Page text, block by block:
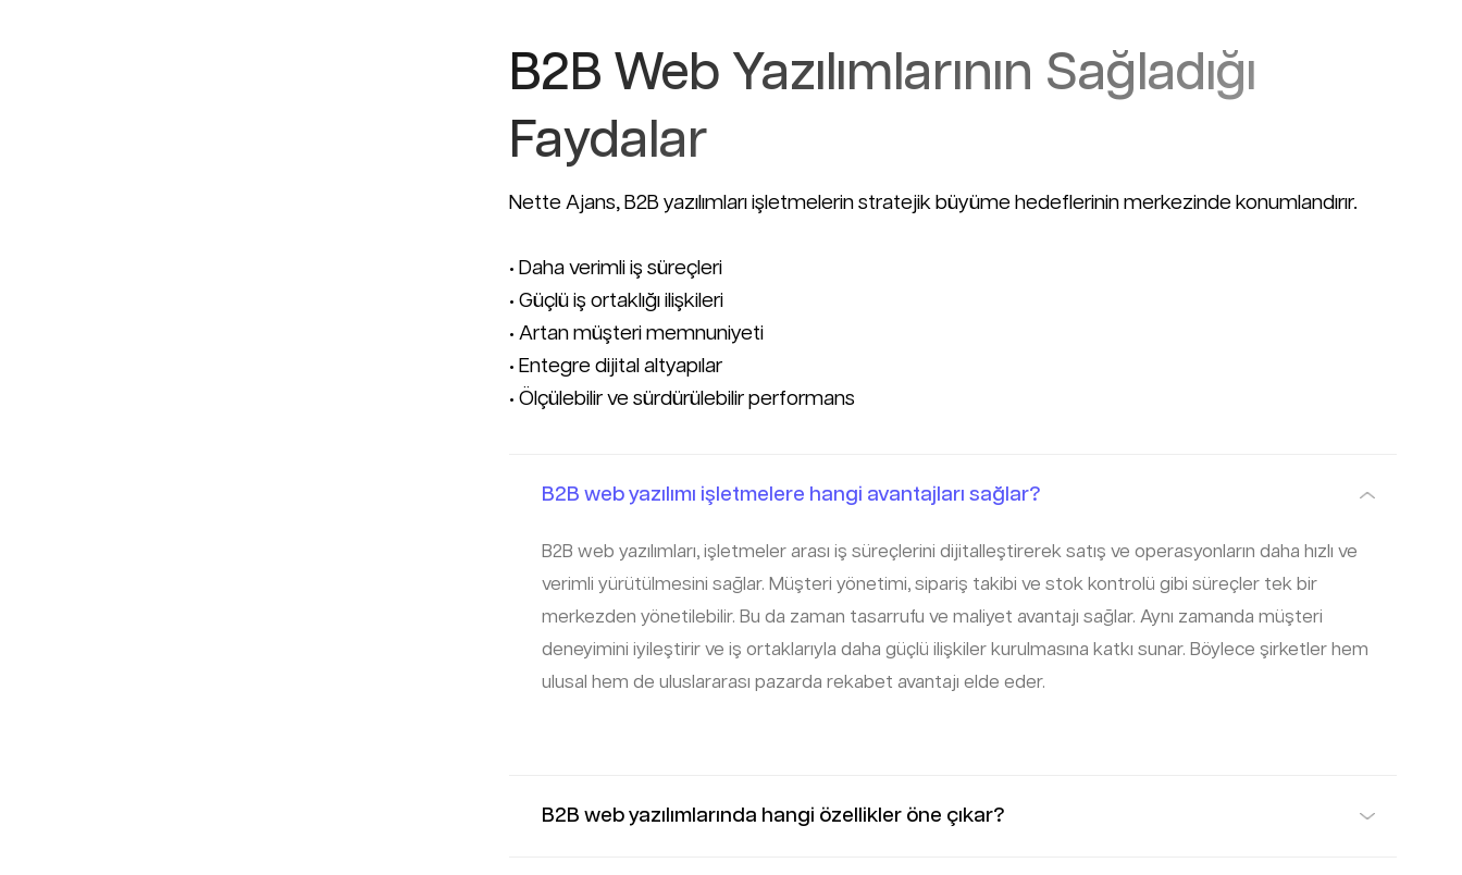
B2B Web Yazılımlarının Sağladığı
Faydalar
Nette Ajans, B2B yazılımları işletmelerin stratejik büyüme hedeflerinin merkezinde konumlandırır.
• Daha verimli iş süreçleri
• Güçlü iş ortaklığı ilişkileri
• Artan müşteri memnuniyeti
• Entegre dijital altyapılar
• Ölçülebilir ve sürdürülebilir performans
B2B web yazılımı işletmelere hangi avantajları sağlar?
B2B web yazılımları, işletmeler arası iş süreçlerini dijitalleştirerek satış ve operasyonların daha hızlı ve
verimli yürütülmesini sağlar. Müşteri yönetimi, sipariş takibi ve stok kontrolü gibi süreçler tek bir
merkezden yönetilebilir. Bu da zaman tasarrufu ve maliyet avantajı sağlar. Aynı zamanda müşteri
deneyimini iyileştirir ve iş ortaklarıyla daha güçlü ilişkiler kurulmasına katkı sunar. Böylece şirketler hem
ulusal hem de uluslararası pazarda rekabet avantajı elde eder.
B2B web yazılımlarında hangi özellikler öne çıkar?